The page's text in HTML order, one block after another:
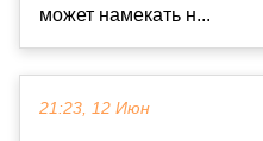
может намекать н...
21:23, 12 Июн